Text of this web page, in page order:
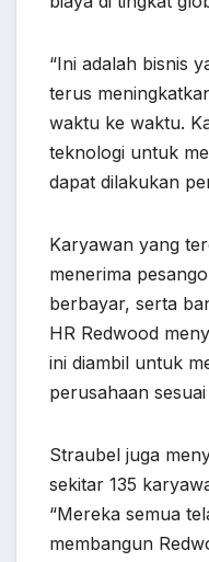
“Ini adalah bisnis
terus
waktu ke waktu.
teknologi untuk
dapat dilakukan
Karyawan yang
menerima
berbayar, serta
HR Redwood
ini diambil untuk
perusahaan
Straubel juga
sekitar 135
“Mereka semua
membangun